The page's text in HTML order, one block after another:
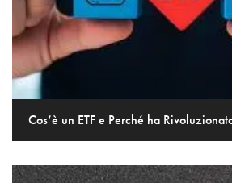
Cos’è un ETF e Perché ha